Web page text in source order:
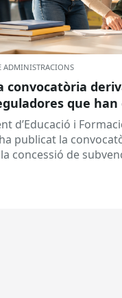
ADMINISTRACIONS
convocatòria
que
de subvencions a
al
formació i
d’Educació i
publicat la
concessió de